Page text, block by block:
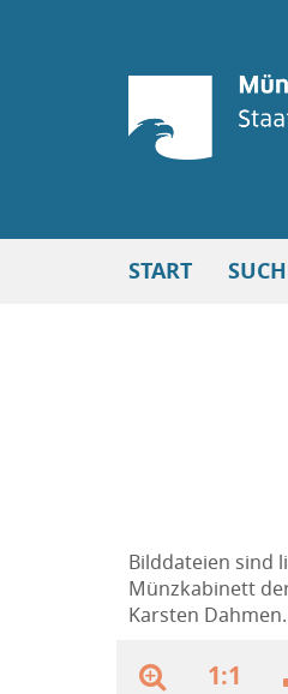
START
Bilddateien sind
Münzkabinett
Karsten Dahmen.
1:1